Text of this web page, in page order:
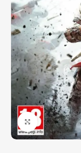
Click to